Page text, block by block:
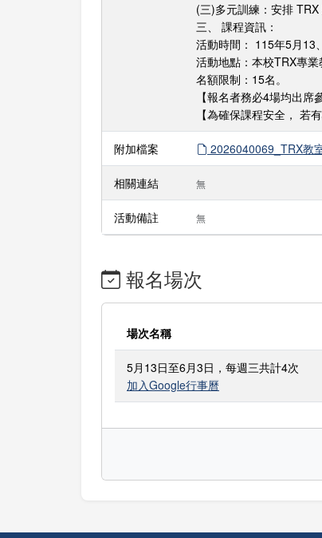
(三)多元訓練：安排
三、 課程資訊：
活動時間： 115年5月13
活動地點：本校TRX專業
名額限制：15名。
【報名者務必4場均出席
【為確保課程安全， 若
附加檔案 2026040069_TRX教
相關連結 無
活動備註 無
報名場次
場次名稱
5月13日至6月3日，每週三共計4次
加入Google行事曆